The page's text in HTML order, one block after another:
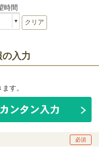
時間
クリア
入力
す。
必須